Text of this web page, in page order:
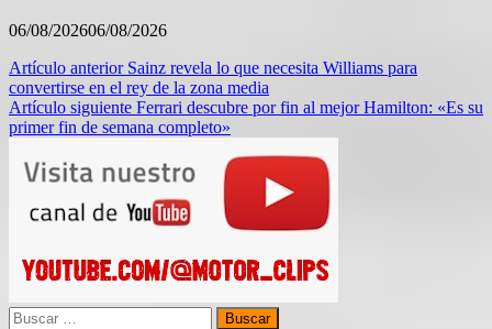
06/08/202606/08/2026
Navegación
de
entradas
Artículo anterior Sainz revela lo que necesita Williams para
convertirse en el rey de la zona media
Artículo siguiente Ferrari descubre por fin al mejor Hamilton: «Es su
primer fin de semana completo»
Buscar: